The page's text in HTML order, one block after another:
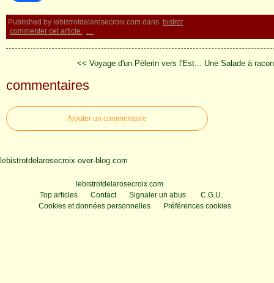
Published by lebistrotdelarosecroix.com dans bistrot
commenter cet article
…
<< Voyage d'un Pèlerin vers l'Est... Une Salade à
commentaires
Ajouter un commentaire
lebistrotdelarosecroix.over-blog.com
lebistrotdelarosecroix.com
Top articles
Contact Signaler un abus
C.G.U.
Cookies et données personnelles
Préférences cookies